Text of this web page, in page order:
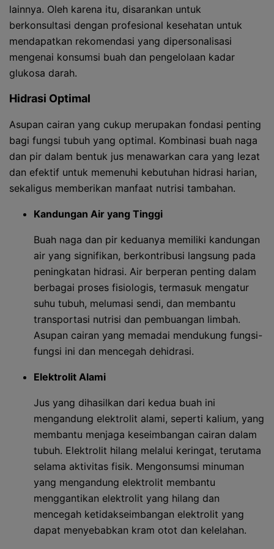
lainnya. Oleh karena itu, disarankan untuk
berkonsultasi dengan profesional kesehatan untuk
mendapatkan rekomendasi yang dipersonalisasi
mengenai konsumsi buah dan pengelolaan kadar
glukosa darah.
Hidrasi Optimal
Asupan cairan yang cukup merupakan fondasi penting
bagi fungsi tubuh yang optimal. Kombinasi buah naga
dan pir dalam bentuk jus menawarkan cara yang lezat
dan efektif untuk memenuhi kebutuhan hidrasi harian,
sekaligus memberikan manfaat nutrisi tambahan.
Kandungan Air yang Tinggi
Buah naga dan pir keduanya memiliki kandungan
air yang signifikan, berkontribusi langsung pada
peningkatan hidrasi. Air berperan penting dalam
berbagai proses fisiologis, termasuk mengatur
suhu tubuh, melumasi sendi, dan membantu
transportasi nutrisi dan pembuangan limbah.
Asupan cairan yang memadai mendukung fungsi-
fungsi ini dan mencegah dehidrasi.
Elektrolit Alami
Jus yang dihasilkan dari kedua buah ini
mengandung elektrolit alami, seperti kalium, yang
membantu menjaga keseimbangan cairan dalam
tubuh. Elektrolit hilang melalui keringat, terutama
selama aktivitas fisik. Mengonsumsi minuman
yang mengandung elektrolit membantu
menggantikan elektrolit yang hilang dan
mencegah ketidakseimbangan elektrolit yang
dapat menyebabkan kram otot dan kelelahan.